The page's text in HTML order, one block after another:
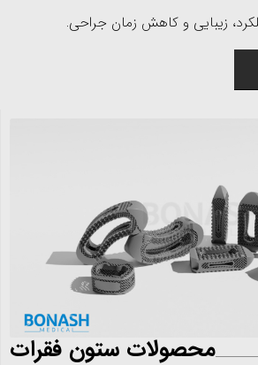
زیبایی و کاهش زمان جراحی.
محصولات ستون فقرات